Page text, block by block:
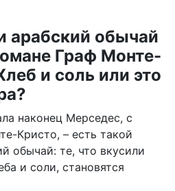
арабский обычай
Граф Монте-
и соль или это
наконец Мерседес, с
Кристо, – есть такой
обычай: те, что вкусили
и соли, становятся